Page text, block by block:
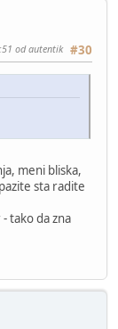
#30
od autentik
meni bliska,
sta radite
tako da zna